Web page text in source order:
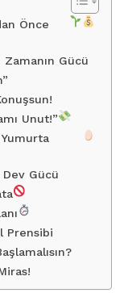
Önce
Gücü
Unut!”
Yumurta
Gücü
Prensibi